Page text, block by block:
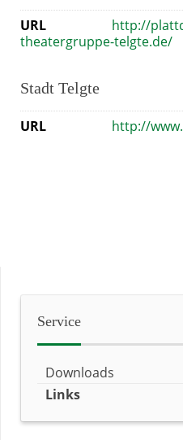
URL
http://
theatergruppe-telgte.de/
Stadt Telgte
URL http://
Service
Downloads
Links